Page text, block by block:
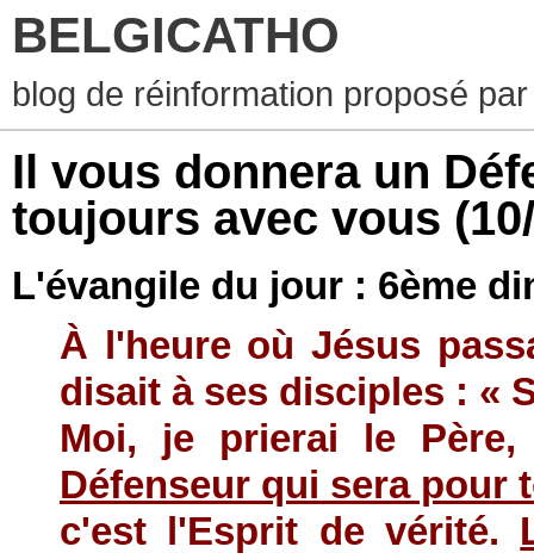
BELGICATHO
blog de réinformation proposé
Il vous donnera un
toujours avec vous
L'évangile du jour : 6ème
À l'heure où Jésus
disait à ses disciples : «
Moi, je prierai le
Défenseur qui sera pour
c'est l'Esprit de vérité.